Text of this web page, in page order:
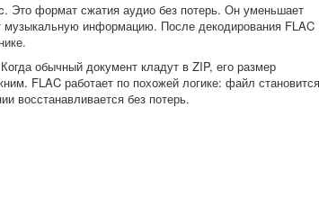
Это формат сжатия аудио без потерь. Он уменьшает
музыкальную информацию. После декодирования FLAC
обычный документ кладут в ZIP, его размер
FLAC работает по похожей логике: файл становится
восстанавливается без потерь.